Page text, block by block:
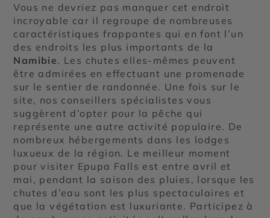
Vous ne devriez pas manquer cet endroit
incroyable car il regroupe de nombreuses
caractéristiques frappantes qui en font l’un
des endroits les plus importants de la
Namibie. Les chutes elles-mêmes peuvent
être admirées en effectuant une promenade
sur le sentier de randonnée. Une fois sur le
site, nos conseillers spécialistes vous
suggèrent d’opter pour la pêche qui
représente une autre activité populaire. De
nombreux hébergements dans les lodges
luxueux de la région. Le meilleur moment
pour visiter Epupa Falls est entre avril et
mai, pendant la saison des pluies, lorsque les
chutes d’eau sont les plus spectaculaires et
que la végétation est luxuriante. Participez à